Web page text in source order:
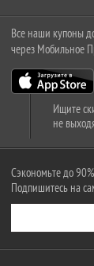
Все наши купоны
через Мобильное
Ищите
не
Сэкономьте до
Подпишитесь на